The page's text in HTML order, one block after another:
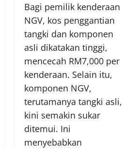
Bagi pemilik kenderaan
NGV, kos penggantian
tangki dan komponen
asli dikatakan tinggi,
mencecah RM7,000 per
kenderaan. Selain itu,
komponen NGV,
terutamanya tangki asli,
kini semakin sukar
ditemui. Ini
menyebabkan